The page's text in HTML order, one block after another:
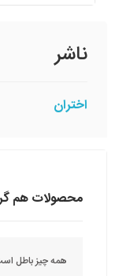
ناشر
اختران
محصولات هم
همه چیز باطل